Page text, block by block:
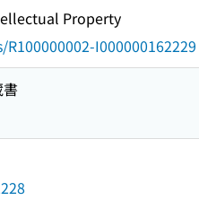
Property
I000000162229